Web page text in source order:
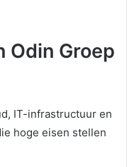
Odin Groep
IT-infrastructuur en
hoge eisen stellen